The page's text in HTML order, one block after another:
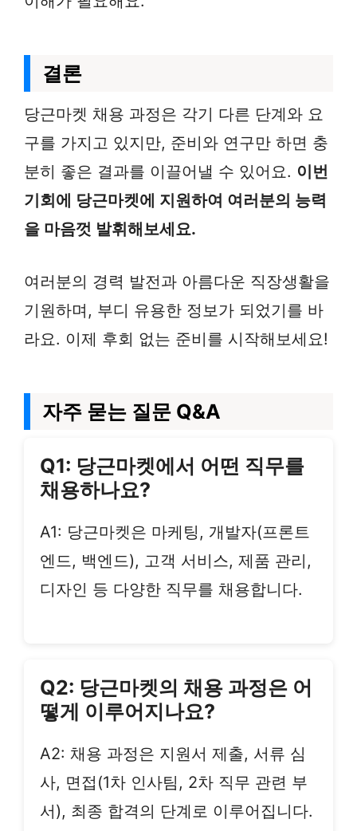
결론
당근마켓 채용 과정은 각기 다른 단계와 요
구를 가지고 있지만, 준비와 연구만 하면 충
분히 좋은 결과를 이끌어낼 수 있어요. 이번
기회에 당근마켓에 지원하여 여러분의 능력
을 마음껏 발휘해보세요.
여러분의 경력 발전과 아름다운 직장생활을
기원하며, 부디 유용한 정보가 되었기를 바
라요. 이제 후회 없는 준비를 시작해보세요!
자주 묻는 질문 Q&A
Q1: 당근마켓에서 어떤 직무를
채용하나요?
A1: 당근마켓은 마케팅, 개발자(프론트
엔드, 백엔드), 고객 서비스, 제품 관리,
디자인 등 다양한 직무를 채용합니다.
Q2: 당근마켓의 채용 과정은 어
떻게 이루어지나요?
A2: 채용 과정은 지원서 제출, 서류 심
사, 면접(1차 인사팀, 2차 직무 관련 부
서), 최종 합격의 단계로 이루어집니다.